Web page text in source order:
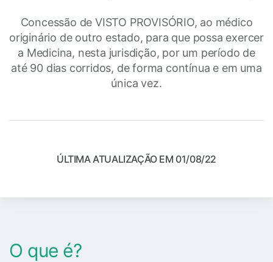
Concessão de VISTO PROVISÓRIO, ao médico
originário de outro estado, para que possa exercer
a Medicina, nesta jurisdição, por um período de
até 90 dias corridos, de forma contínua e em uma
única vez.
ÚLTIMA ATUALIZAÇÃO EM 01/08/22
O que é?